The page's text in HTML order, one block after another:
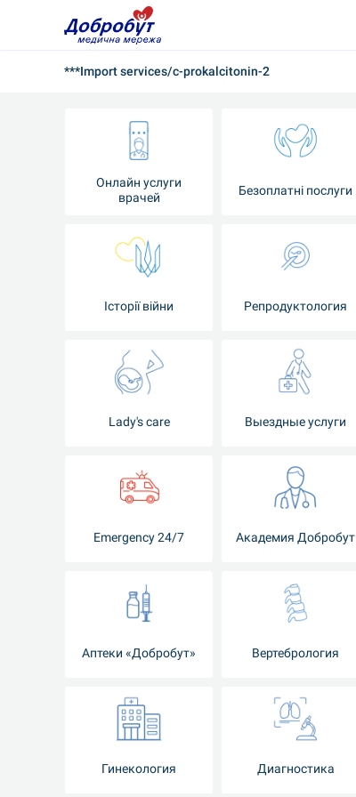
***Import services/c-prokalcitonin-2
Онлайн услуги
врачей
Безоплатні послуги
Iсторії війни Репродуктология
Lady's care Выездные услуги
Emergency 24/7 Академия Добробут
Аптеки «Добробут» Вертебрология
Гинекология Диагностика